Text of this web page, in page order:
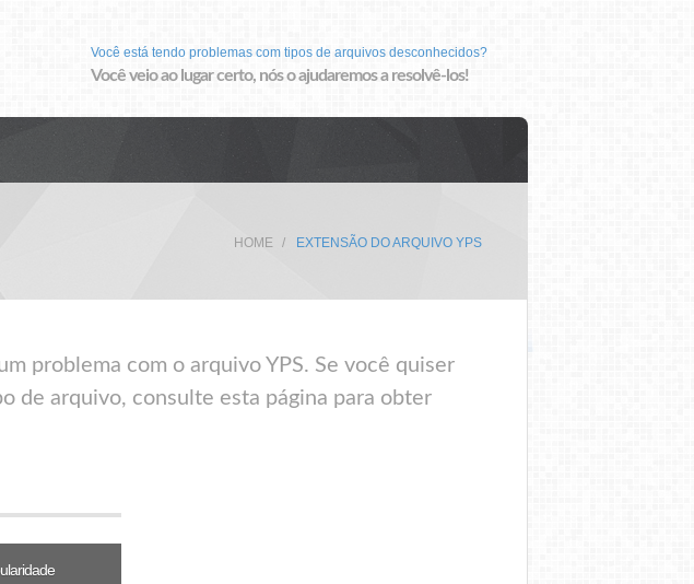
Você está tendo problemas com tipos de arquivos desconhecidos?
Você veio ao lugar certo, nós o ajudaremos a resolvê-los!
HOME EXTENSÃO DO ARQUIVO YPS
problema com o arquivo YPS. Se você quiser
de arquivo, consulte esta página para obter